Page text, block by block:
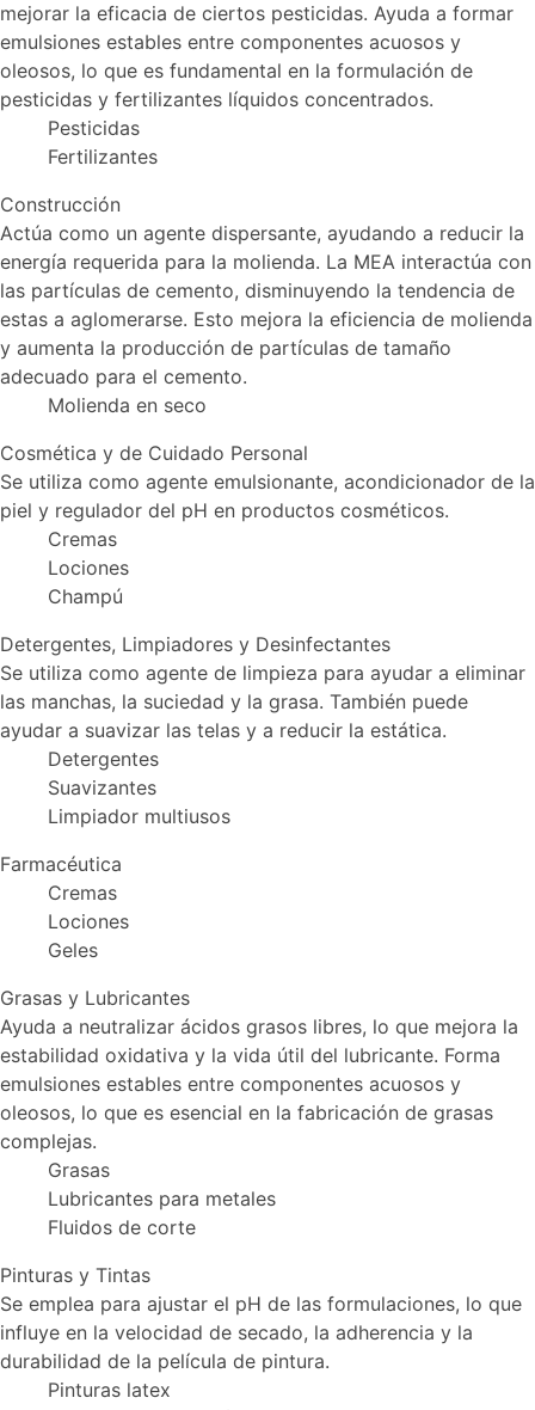
mejorar la eficacia de ciertos pesticidas. Ayuda a formar
emulsiones estables entre componentes acuosos y
oleosos, lo que es fundamental en la formulación de
pesticidas y fertilizantes líquidos concentrados.
Pesticidas
Fertilizantes
Construcción
Actúa como un agente dispersante, ayudando a reducir la
energía requerida para la molienda. La MEA interactúa con
las partículas de cemento, disminuyendo la tendencia de
estas a aglomerarse. Esto mejora la eficiencia de molienda
y aumenta la producción de partículas de tamaño
adecuado para el cemento.
Molienda en seco
Cosmética y de Cuidado Personal
Se utiliza como agente emulsionante, acondicionador de la
piel y regulador del pH en productos cosméticos.
Cremas
Lociones
Champú
Detergentes, Limpiadores y Desinfectantes
Se utiliza como agente de limpieza para ayudar a eliminar
las manchas, la suciedad y la grasa. También puede
ayudar a suavizar las telas y a reducir la estática.
Detergentes
Suavizantes
Limpiador multiusos
Farmacéutica
Cremas
Lociones
Geles
Grasas y Lubricantes
Ayuda a neutralizar ácidos grasos libres, lo que mejora la
estabilidad oxidativa y la vida útil del lubricante. Forma
emulsiones estables entre componentes acuosos y
oleosos, lo que es esencial en la fabricación de grasas
complejas.
Grasas
Lubricantes para metales
Fluidos de corte
Pinturas y Tintas
Se emplea para ajustar el pH de las formulaciones, lo que
influye en la velocidad de secado, la adherencia y la
durabilidad de la película de pintura.
Pinturas latex